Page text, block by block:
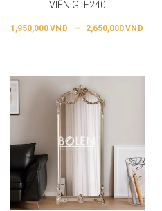
VIỀN GLE240
1,950,000VNĐ – 2,650,000VNĐ